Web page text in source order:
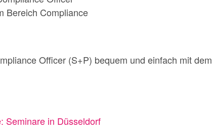
Bereich Compliance
Officer (S+P) bequem und einfach mit dem
Seminare in Düsseldorf